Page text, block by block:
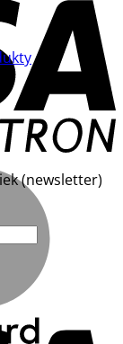
(newsletter)